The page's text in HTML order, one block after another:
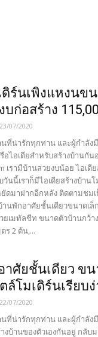
ร์นเพิงแหงนข
บก่อสร้าง
23/07/2020
ที่น่ารักทุกท่าน และผู้กำลัง
ไอเดียสำหรับสร้างบ้านกัน
เรามีบ้านสวยงบน้อย ไอเ
นนี้เราก็มีไอเดียสร้างบ้าน
ยัดมาฝากอีกหลัง ติดตามชม
านพักอาศัยชั้นเดียวขนาดเ
ยเมทัลชีท ขนาดตัวบ้านกว้า
ร 2 ต้น,...
ศัยชั้นเดียว ข
ล์โมเดิร์นเรียบง่
22/07/2020
ที่น่ารักทุกท่าน และผู้กำลัง
งบ้านของตัวเองกันอยู่ กลับ